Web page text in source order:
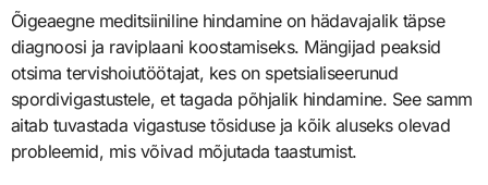
Õigeaegne meditsiiniline hindamine on hädavajalik täpse
diagnoosi ja raviplaani koostamiseks. Mängijad peaksid
otsima tervishoiutöötajat, kes on spetsialiseerunud
spordivigastustele, et tagada põhjalik hindamine. See samm
aitab tuvastada vigastuse tõsiduse ja kõik aluseks olevad
probleemid, mis võivad mõjutada taastumist.